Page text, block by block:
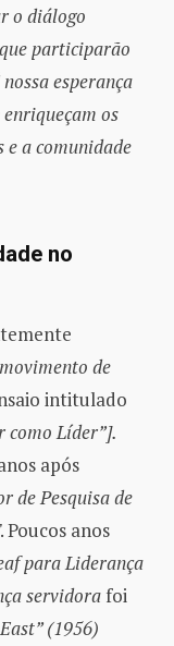
o diálogo
participarão
esperança
os
e a comunidade
no
movimento de
intitulado
como Líder”].
após
de Pesquisa de
. Poucos anos
para Liderança
servidorafoi
(1956)